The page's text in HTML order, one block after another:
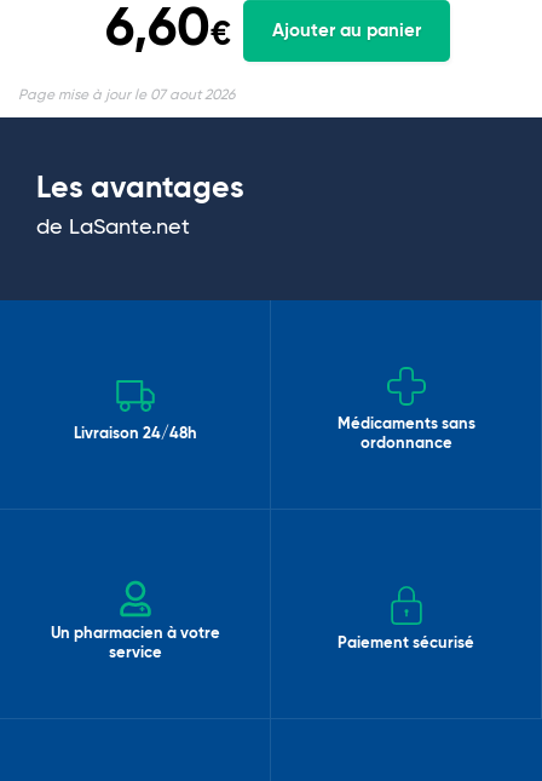
6,60€ Ajouter au panier
Page mise à jour le 07 aout 2026
Les avantages
de LaSante.net
Livraison 24/48h
Médicaments sans
ordonnance
Un pharmacien à votre
service
Paiement sécurisé